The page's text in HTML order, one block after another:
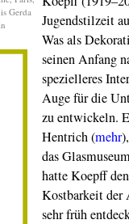
Gerda
Jugendstilzeit
Was als
seinen Anfang
spezielleres
Auge für die
zu entwickeln.
Hentrich (mehr
das
hatte Koepff
Kostbarkeit der
sehr früh